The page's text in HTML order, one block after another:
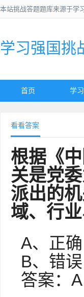
本站挑战答题题库来源于学
学习强国挑
首页 学
看看答案
根据《
关是党
派出的
域、行
A、正确
B、错误
答案：A